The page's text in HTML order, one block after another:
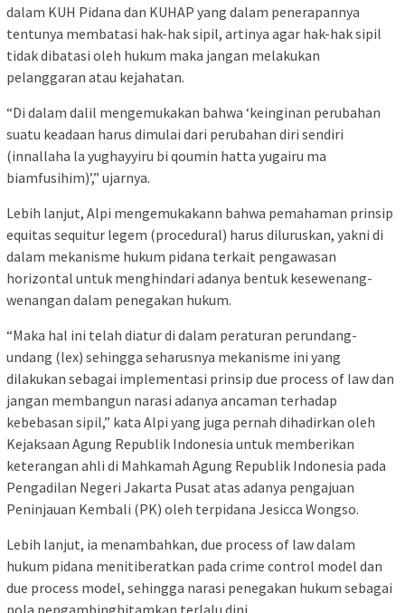
dalam KUH Pidana dan KUHAP yang dalam penerapannya
tentunya membatasi hak-hak sipil, artinya agar hak-hak sipil
tidak dibatasi oleh hukum maka jangan melakukan
pelanggaran atau kejahatan.
“Di dalam dalil mengemukakan bahwa ‘keinginan perubahan
suatu keadaan harus dimulai dari perubahan diri sendiri
(innallaha la yughayyiru bi qoumin hatta yugairu ma
biamfusihim)’,” ujarnya.
Lebih lanjut, Alpi mengemukakann bahwa pemahaman prinsip
equitas sequitur legem (procedural) harus diluruskan, yakni di
dalam mekanisme hukum pidana terkait pengawasan
horizontal untuk menghindari adanya bentuk kesewenang-
wenangan dalam penegakan hukum.
“Maka hal ini telah diatur di dalam peraturan perundang-
undang (lex) sehingga seharusnya mekanisme ini yang
dilakukan sebagai implementasi prinsip due process of law dan
jangan membangun narasi adanya ancaman terhadap
kebebasan sipil,” kata Alpi yang juga pernah dihadirkan oleh
Kejaksaan Agung Republik Indonesia untuk memberikan
keterangan ahli di Mahkamah Agung Republik Indonesia pada
Pengadilan Negeri Jakarta Pusat atas adanya pengajuan
Peninjauan Kembali (PK) oleh terpidana Jesicca Wongso.
Lebih lanjut, ia menambahkan, due process of law dalam
hukum pidana menitiberatkan pada crime control model dan
due process model, sehingga narasi penegakan hukum sebagai
pola pengambinghitamkan terlalu dini.